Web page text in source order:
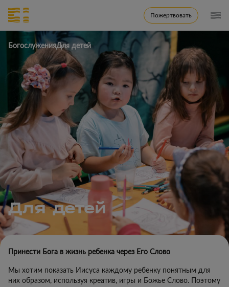
Пожертвовать
БогослуженияДля детей
Для детей
Принести Бога в жизнь ребенка через Его Слово
Мы хотим показать Иисуса каждому ребенку понятным для
них образом, используя креатив, игры и Божье Слово. Поэтому